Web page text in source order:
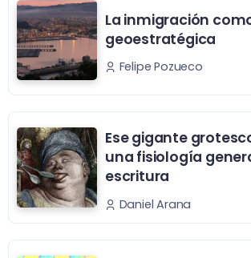
La inmigración
geoestratégica
Felipe Pozueco
Ese gigante
una fisiología
escritura
Daniel Arana